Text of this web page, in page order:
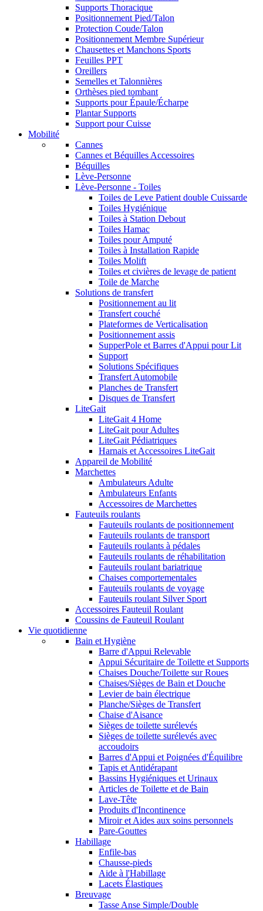
Supports Thoracique
Positionnement Pied/Talon
Protection Coude/Talon
Positionnement Membre Supérieur
Chausettes et Manchons Sports
Feuilles PPT
Oreillers
Semelles et Talonnières
Orthèses pied tombant
Supports pour Épaule/Écharpe
Plantar Supports
Support pour Cuisse
Mobilité
Cannes
Cannes et Béquilles Accessoires
Béquilles
Lève-Personne
Lève-Personne - Toiles
Toiles de Leve Patient double Cuissarde
Toiles Hygiénique
Toiles à Station Debout
Toiles Hamac
Toiles pour Amputé
Toiles à Installation Rapide
Toiles Molift
Toiles et civières de levage de patient
Toile de Marche
Solutions de transfert
Positionnement au lit
Transfert couché
Plateformes de Verticalisation
Positionnement assis
SupperPole et Barres d'Appui pour Lit
Support
Solutions Spécifiques
Transfert Automobile
Planches de Transfert
Disques de Transfert
LiteGait
LiteGait 4 Home
LiteGait pour Adultes
LiteGait Pédiatriques
Harnais et Accessoires LiteGait
Appareil de Mobilité
Marchettes
Ambulateurs Adulte
Ambulateurs Enfants
Accessoires de Marchettes
Fauteuils roulants
Fauteuils roulants de positionnement
Fauteuils roulants de transport
Fauteuils roulants à pédales
Fauteuils roulants de réhabilitation
Fauteuils roulant bariatrique
Chaises comportementales
Fauteuils roulants de voyage
Fauteuils roulant Silver Sport
Accessoires Fauteuil Roulant
Coussins de Fauteuil Roulant
Vie quotidienne
Bain et Hygiène
Barre d'Appui Relevable
Appui Sécuritaire de Toilette et Supports
Chaises Douche/Toilette sur Roues
Chaises/Sièges de Bain et Douche
Levier de bain électrique
Planche/Sièges de Transfert
Chaise d'Aisance
Sièges de toilette surélevés
Sièges de toilette surélevés avec
accoudoirs
Barres d'Appui et Poignées d'Équilibre
Tapis et Antidérapant
Bassins Hygiéniques et Urinaux
Articles de Toilette et de Bain
Lave-Tête
Produits d'Incontinence
Miroir et Aides aux soins personnels
Pare-Gouttes
Habillage
Enfile-bas
Chausse-pieds
Aide à l'Habillage
Lacets Élastiques
Breuvage
Tasse Anse Simple/Double